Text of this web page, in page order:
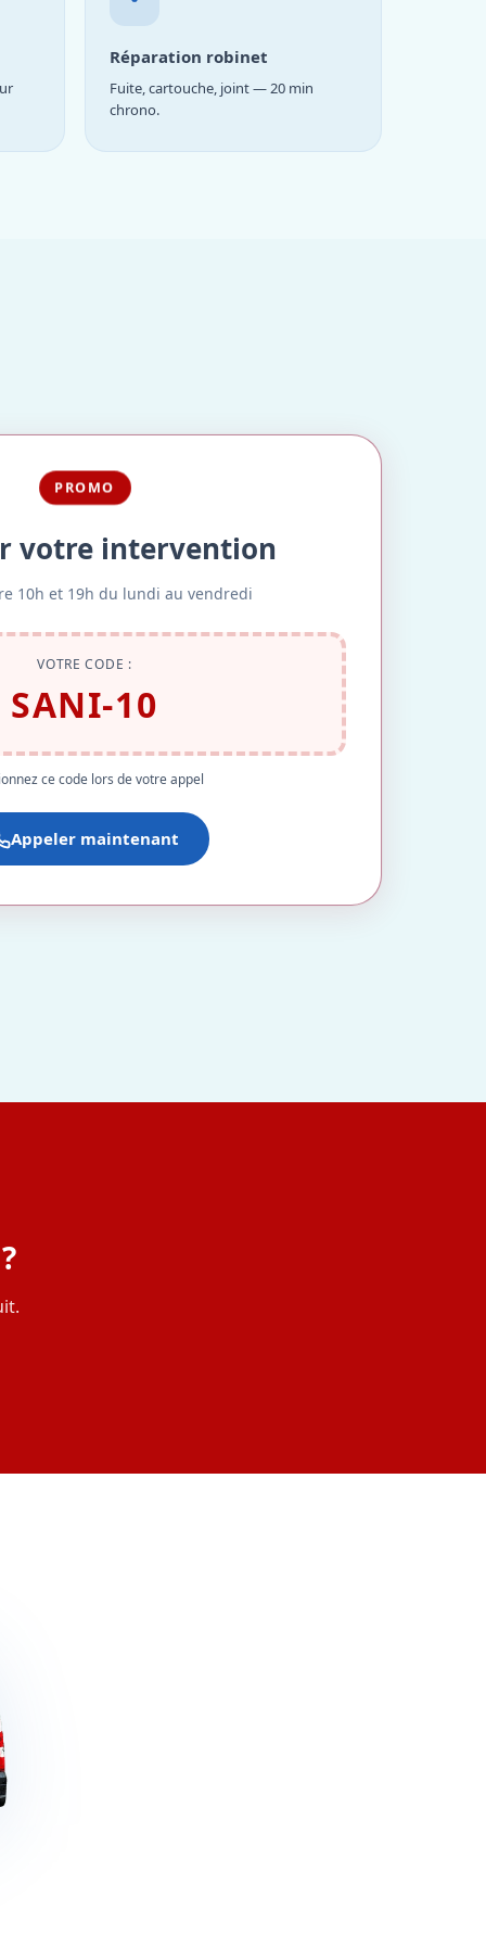
Réparation robinet
Fuite, cartouche, joint — 20 min
chrono.
PROMO
votre intervention
10h et 19h du lundi au vendredi
VOTRE CODE :
SANI-10
ce code lors de votre appel
Appeler maintenant